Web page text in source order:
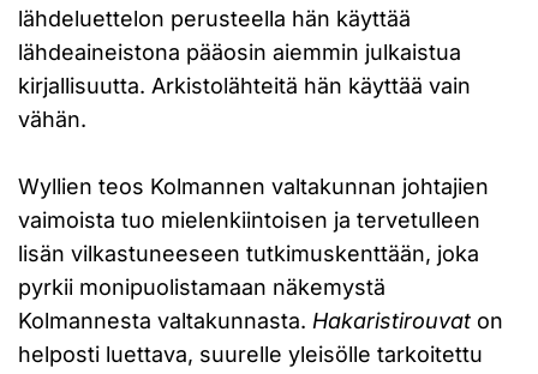
lähdeluettelon perusteella hän käyttää
lähdeaineistona pääosin aiemmin julkaistua
kirjallisuutta. Arkistolähteitä hän käyttää vain
vähän.
Wyllien teos Kolmannen valtakunnan johtajien
vaimoista tuo mielenkiintoisen ja tervetulleen
lisän vilkastuneeseen tutkimuskenttään, joka
pyrkii monipuolistamaan näkemystä
Kolmannesta valtakunnasta. Hakaristirouvat on
helposti luettava, suurelle yleisölle tarkoitettu